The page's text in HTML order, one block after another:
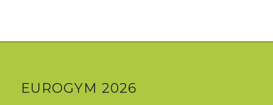
EUROGYM 2026